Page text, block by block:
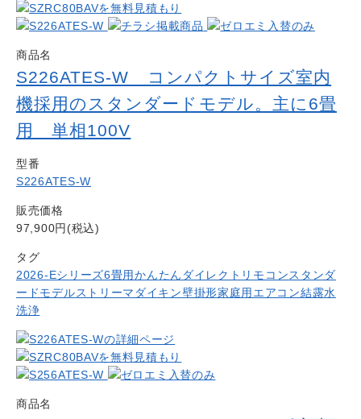
商品名
S226ATES-W コンパクトサイズ室内
機採用のスタンダードモデル。主に6畳
用 単相100V
型番
S226ATES-W
販売価格
97,900円(税込)
タグ
2026-Eシリーズ6畳用かんたんダイレクトリモコンスタンダ
ードモデルストリーマ ダイキン壁掛形家庭用エアコン結露水
洗浄
商品名